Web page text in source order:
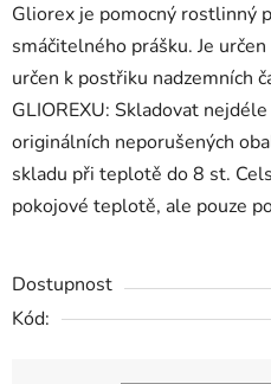
Gliorex je pomocný rostlinný
smáčitelného prášku. Je
určen k postřiku nadzemních
GLIOREXU: Skladovat
originálních neporušených
skladu při teplotě do 8 st.
pokojové teplotě, ale pouze
Dostupnost
Kód: